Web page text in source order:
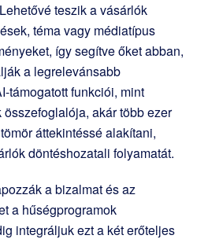
teszik a vásárlók
téma vagy médiatípus
így segítve őket abban,
a legrelevánsabb
támogatott funkciói, mint
akár több ezer
áttekintéssé alakítani,
döntéshozatali folyamatát.
a bizalmat és az
a hűségprogramok
integráljuk ezt a két erőteljes